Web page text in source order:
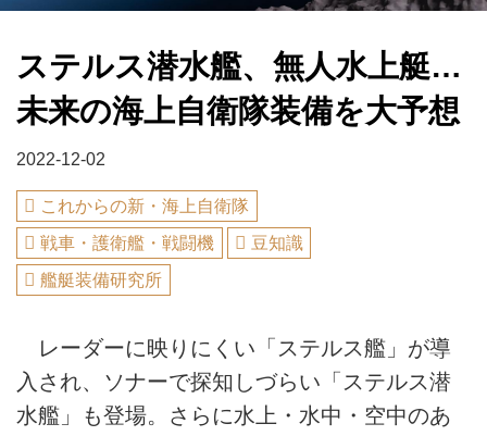
ステルス潜水艦、無人水上艇…
未来の海上自衛隊装備を大予想
2022-12-02
これからの新・海上自衛隊
戦車・護衛艦・戦闘機
豆知識
艦艇装備研究所
レーダーに映りにくい「ステルス艦」が導
入され、ソナーで探知しづらい「ステルス潜
水艦」も登場。さらに水上・水中・空中のあ